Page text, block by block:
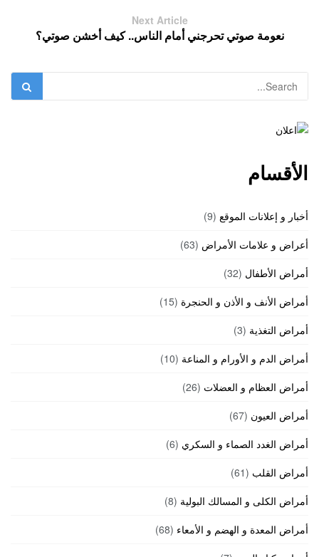
Next Article
نعومة صوتي تحرجني أمام الناس.. كيف أخشن صوتي؟
الأقسام
أخبار و إعلانات الموقع (9)
أعراض و علامات الأمراض (63)
أمراض الأطفال (32)
أمراض الأنف و الأذن و الحنجرة (15)
أمراض التغذية (3)
أمراض الدم و الأورام و المناعة (10)
أمراض العظام و العضلات (26)
أمراض العيون (67)
أمراض الغدد الصماء و السكري (6)
أمراض القلب (61)
أمراض الكلى و المسالك البولية (8)
أمراض المعدة و الهضم و الأمعاء (68)